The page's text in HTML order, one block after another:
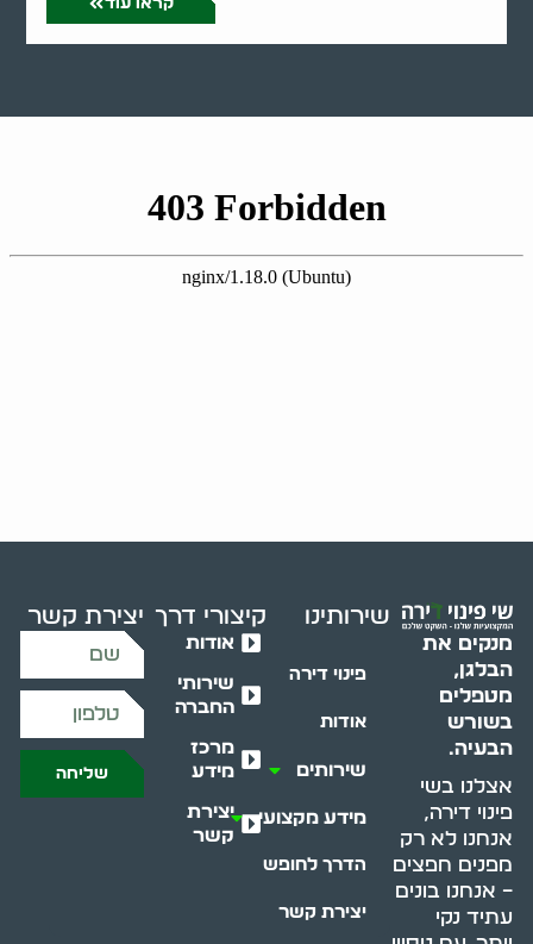
מנקים את
הבלגן,
מטפלים
בשורש
הבעיה.
אצלנו בשי
פינוי דירה,
אנחנו לא רק
מפנים חפצים
– אנחנו בונים
עתיד נקי
שירותינו
פינוי דירה
אודות
שירותים
מידע מקצועי
הדרך לחופש
יצירת קשר
קיצורי דרך
אודות
שירותי
החברה
מרכז
מידע
יצירת
קשר
יצירת קשר
שליחה